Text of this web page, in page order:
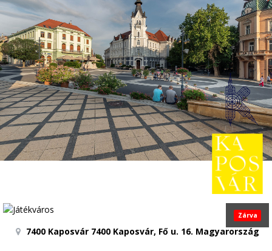
7400 Kaposvár 7400 Kaposvár, Fő u. 16. Magyarország
Zárva